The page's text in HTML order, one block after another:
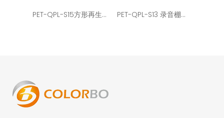
PET-QPL-S15方形再生绝缘门隔音PET生态板 PET-QPL-S13 录音棚隔音墙板